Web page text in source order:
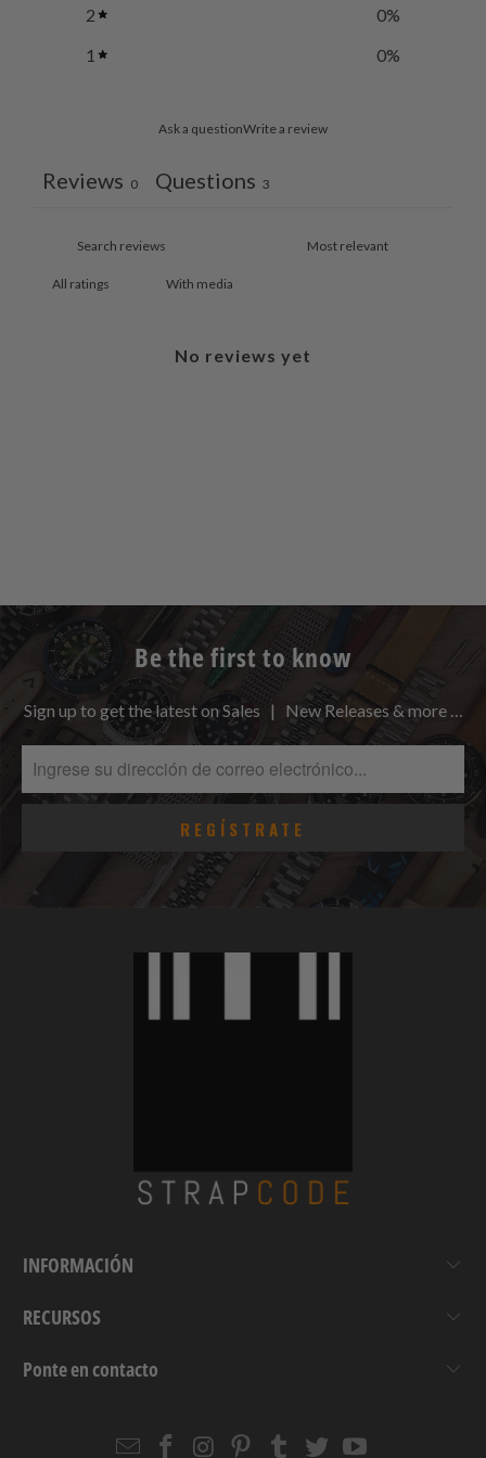
2
0%
1
0%
Ask a questionWrite a review
Reviews 0 Questions 3
With media
No reviews yet
Be the first to know
Sign up to get the latest on Sales | New Releases & more …
INFORMACIÓN
RECURSOS
Ponte en contacto
EmailStrapcode
Strapcode
Strapcode
Strapcode
Strapcode